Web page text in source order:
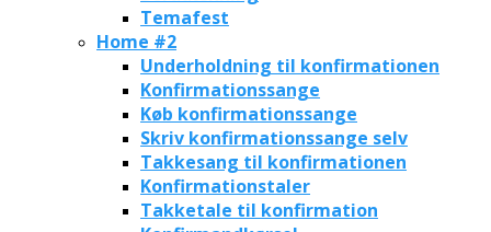
Temafest
Home #2
Underholdning til konfirmationen
Konfirmationssange
Køb konfirmationssange
Skriv konfirmationssange selv
Takkesang til konfirmationen
Konfirmationstaler
Takketale til konfirmation